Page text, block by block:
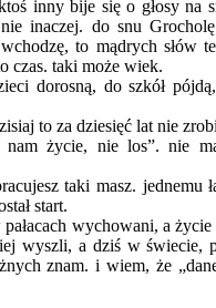
inny bije się o głosy na
inaczej. do snu
to mądrych słów
czas. taki może wiek.
dorosną, do szkół
to za dziesięć lat nie
nam życie, nie los”. nie
taki masz. jednemu
start.
wychowani, a
wyszli, a dziś w świecie,
znam. i wiem, że